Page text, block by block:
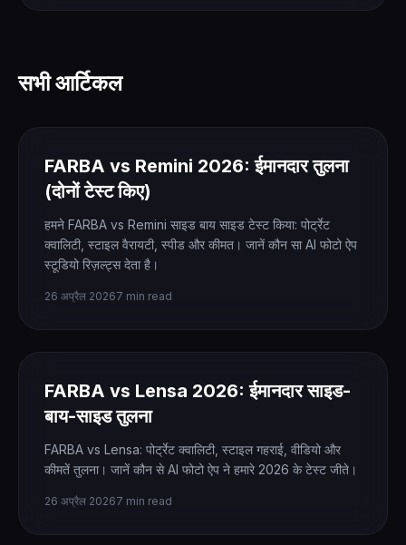
सभी आर्टिकल
FARBA vs Remini 2026: ईमानदार तुलना
(दोनों टेस्ट किए)
हमने FARBA vs Remini साइड बाय साइड टेस्ट किया: पोर्ट्रेट
क्वालिटी, स्टाइल वैरायटी, स्पीड और कीमत। जानें कौन सा AI फोटो ऐप
स्टूडियो रिज़ल्ट्स देता है।
26 अप्रैल 20267 min read
FARBA vs Lensa 2026: ईमानदार साइड-
बाय-साइड तुलना
FARBA vs Lensa: पोर्ट्रेट क्वालिटी, स्टाइल गहराई, वीडियो और
कीमतें तुलना। जानें कौन से AI फोटो ऐप ने हमारे 2026 के टेस्ट जीते।
26 अप्रैल 20267 min read